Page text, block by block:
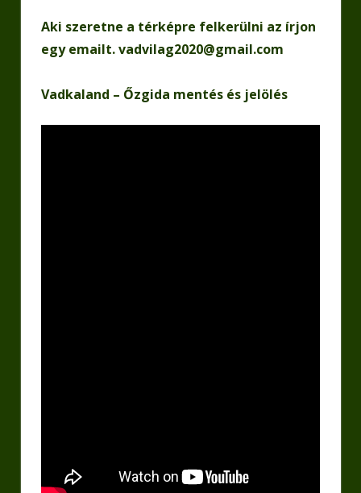
Aki szeretne a térképre felkerülni az írjon
egy emailt.vadvilag2020@gmail.com
Vadkaland – Őzgida mentés és jelölés